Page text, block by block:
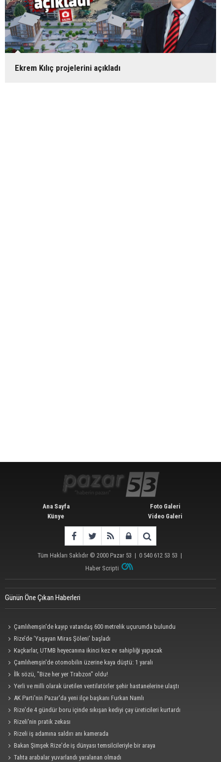
Ekrem Kılıç projelerini açıkladı
Ana Sayfa
Künye
Foto Galeri
Video Galeri
Tüm Hakları Saklıdır © 2000 Pazar 53 | 0 540 612 53 53 |
Haber Scripti
Günün Öne Çıkan Haberleri
Çamlıhemşin'de kayıp vatandaş 600 metrelik uçurumda bulundu
Rize’de ‘Yaşayan Miras Şöleni’ başladı
Kaçkarlar, UTMB heyecanına ikinci kez ev sahipliği yapacak
Çamlıhemşin'de otomobilin üzerine kaya düştü: 1 yaralı
İlk sözü, "Bize her yer Trabzon" oldu!
Yerli ve milli olarak üretilen ventilatörler şehir hastanelerine ulaştı
AK Parti'nin Pazar'da yeni ilçe başkanı Furkan Namlı
Rize'de 4 gündür boru içinde sıkışan kediyi çay üreticileri kurtardı
Rizeli'nin pratik zekası
Rizeli iş adamına saldırı anı kamerada
Bakan Şimşek Rize'de iş dünyası temsilcileriyle bir araya
Tahta arabalar yuvarlandı yaralanan olmadı